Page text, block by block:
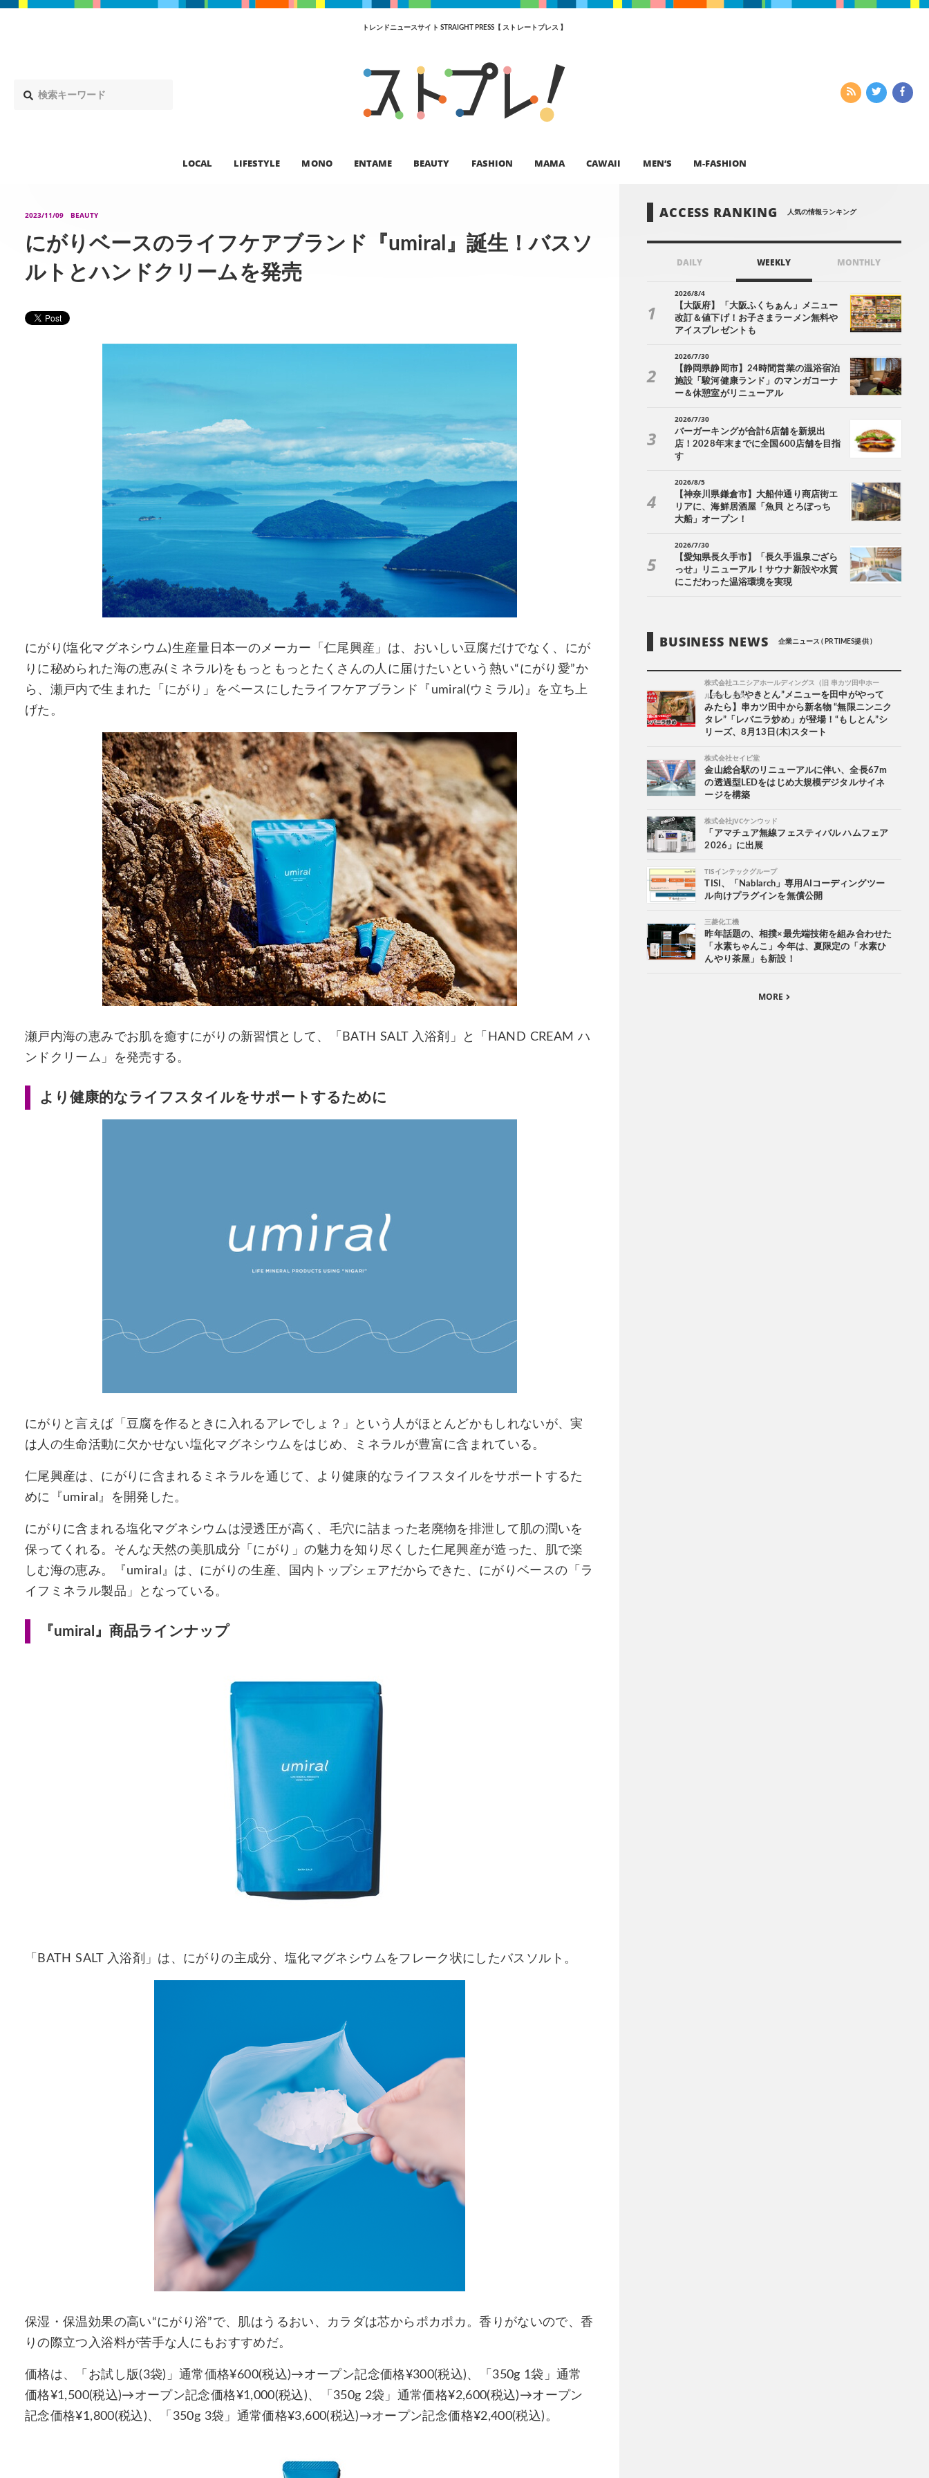
トレンドニュースサイト STRAIGHT PRESS【 ストレートプレス 】
LOCAL LIFESTYLE MONO ENTAME BEAUTY FASHION MAMA CAWAII MEN’S M-FASHION
2023/11/09 BEAUTY
にがりベースのライフケアブランド『umiral』誕生！バスソ
ルトとハンドクリームを発売
にがり(塩化マグネシウム)生産量日本一のメーカー「仁尾興産」は、おいしい豆腐だけでなく、にが
りに秘められた海の恵み(ミネラル)をもっともっとたくさんの人に届けたいという熱い“にがり愛”か
ら、瀬戸内で生まれた「にがり」をベースにしたライフケアブランド『umiral(ウミラル)』を立ち上
げた。
瀬戸内海の恵みでお肌を癒すにがりの新習慣として、「BATH SALT 入浴剤」と「HAND CREAM ハ
ンドクリーム」を発売する。
より健康的なライフスタイルをサポートするために
にがりと言えば「豆腐を作るときに入れるアレでしょ？」という人がほとんどかもしれないが、実
は人の生命活動に欠かせない塩化マグネシウムをはじめ、ミネラルが豊富に含まれている。
仁尾興産は、にがりに含まれるミネラルを通じて、より健康的なライフスタイルをサポートするた
めに『umiral』を開発した。
にがりに含まれる塩化マグネシウムは浸透圧が高く、毛穴に詰まった老廃物を排泄して肌の潤いを
保ってくれる。そんな天然の美肌成分「にがり」の魅力を知り尽くした仁尾興産が造った、肌で楽
しむ海の恵み。『umiral』は、にがりの生産、国内トップシェアだからできた、にがりベースの「ラ
イフミネラル製品」となっている。
『umiral』商品ラインナップ
「BATH SALT 入浴剤」は、にがりの主成分、塩化マグネシウムをフレーク状にしたバスソルト。
保湿・保温効果の高い“にがり浴”で、肌はうるおい、カラダは芯からポカポカ。香りがないので、香
りの際立つ入浴料が苦手な人にもおすすめだ。
価格は、「お試し版(3袋)」通常価格¥600(税込)→オープン記念価格¥300(税込)、「350g 1袋」通常
価格¥1,500(税込)→オープン記念価格¥1,000(税込)、「350g 2袋」通常価格¥2,600(税込)→オープン
記念価格¥1,800(税込)、「350g 3袋」通常価格¥3,600(税込)→オープン記念価格¥2,400(税込)。
ACCESS RANKING 人気の情報ランキング
DAILY WEEKLY MONTHLY
2026/8/4
【大阪府】「大阪ふくちぁん」メニュー
改訂＆値下げ！お子さまラーメン無料や
アイスプレゼントも
2026/7/30
【静岡県静岡市】24時間営業の温浴宿泊
施設「駿河健康ランド」のマンガコーナ
ー＆休憩室がリニューアル
2026/7/30
バーガーキングが合計6店舗を新規出
店！2028年末までに全国600店舗を目指
す
2026/8/5
【神奈川県鎌倉市】大船仲通り商店街エ
リアに、海鮮居酒屋「魚貝 とろぼっち
大船」オープン！
2026/7/30
【愛知県長久手市】「長久手温泉ござら
っせ」リニューアル！サウナ新設や水質
にこだわった温浴環境を実現
BUSINESS NEWS 企業ニュース ( PR TIMES提供 )
株式会社ユニシアホールディングス（旧 串カツ田中ホー
ルディングス）
【もしも“やきとん”メニューを田中がやって
みたら】串カツ田中から新名物 “無限ニンニク
タレ”「レバニラ炒め」が登場！“もしとん”シ
リーズ、8月13日(木)スタート
株式会社セイビ堂
金山総合駅のリニューアルに伴い、全長67m
の透過型LEDをはじめ大規模デジタルサイネ
ージを構築
株式会社JVCケンウッド
「アマチュア無線フェスティバル ハムフェア
2026」に出展
TISインテックグループ
TISI、「Nablarch」専用AIコーディングツー
ル向けプラグインを無償公開
三菱化工機
昨年話題の、相撲×最先端技術を組み合わせた
「水素ちゃんこ」今年は、夏限定の「水素ひ
んやり茶屋」も新設！
MORE